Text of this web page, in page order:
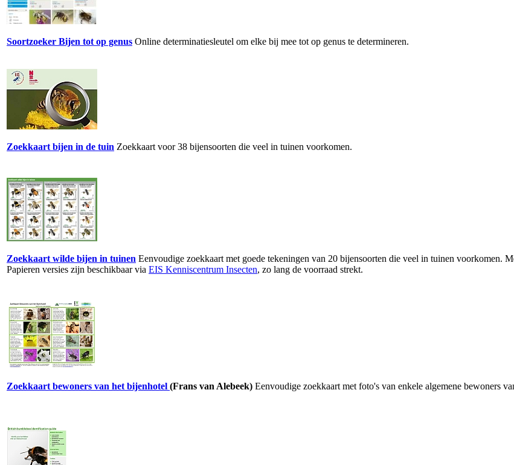
Soortzoeker Bijen tot op genus Online determinatiesleutel om elke bij mee tot op genus te determineren.
Zoekkaart bijen in de tuin Zoekkaart voor 38 bijensoorten die veel in tuinen voorkomen.
Zoekkaart wilde bijen in tuinen Eenvoudige zoekkaart met goede tekeningen van 20 bijensoorten die veel in tuinen voorkomen.
Papieren versies zijn beschikbaar via EIS Kenniscentrum Insecten, zo lang de voorraad strekt.
Zoekkaart bewoners van het bijenhotel (Frans van Alebeek) Eenvoudige zoekkaart met foto's van enkele algemene bewoners